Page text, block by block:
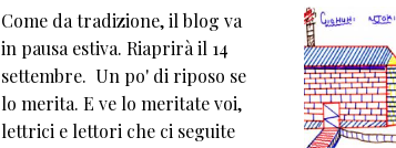
Come da tradizione, il blog va
in pausa estiva. Riaprirà il 14
settembre. Un po' di riposo se
lo merita. E ve lo meritate voi,
lettrici e lettori che ci seguite